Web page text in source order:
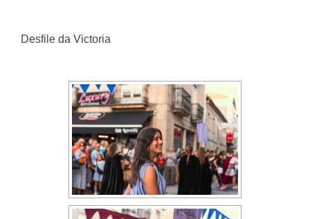
Desfile da Victoria